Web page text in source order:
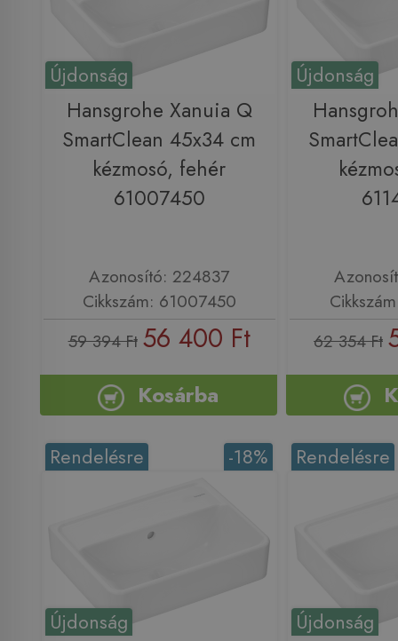
Újdonság
Hansgrohe Xanuia Q
SmartClean 45x34 cm
kézmosó, fehér
61007450
Azonosító: 224837
Cikkszám: 61007450
59 394 Ft 56 400 Ft
Kosárba
Újdonság
62 354 Ft
Újdonság
-18%
Rendelésre
Újdonság
Rendelésre